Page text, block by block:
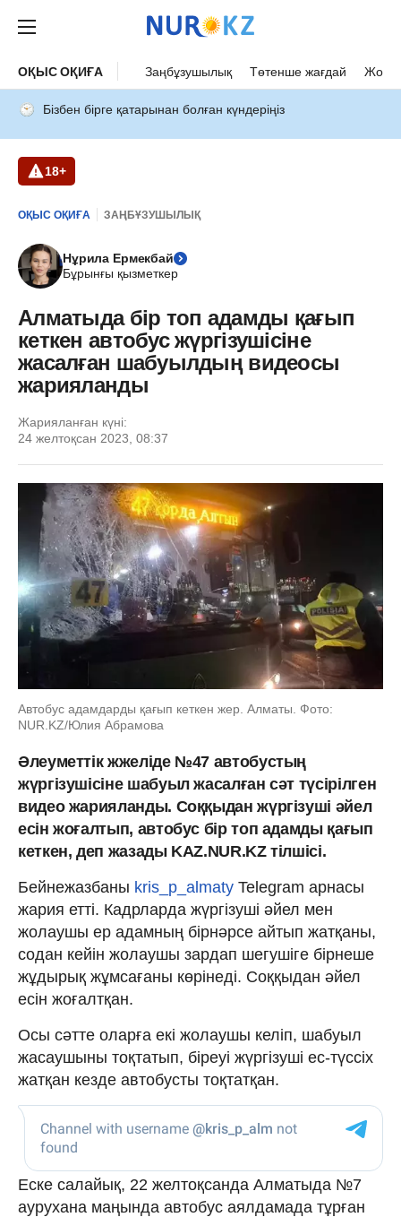
ОҚЫС ОҚИҒА Заңбұзушылық Төтенше жағдай Жол
Бізбен бірге қатарынан болған күндеріңіз
18+
ОҚЫС ОҚИҒА ЗАҢБҰЗУШЫЛЫҚ
Нұрила Ермекбай
Бұрынғы қызметкер
Алматыда бір топ адамды қағып
кеткен автобус жүргізушісіне
жасалған шабуылдың видеосы
жарияланды
Жарияланған күні:
24 желтоқсан 2023, 08:37
Автобус адамдарды қағып кеткен жер. Алматы. Фото:
NUR.KZ/Юлия Абрамова
Әлеуметтік жжеліде №47 автобустың
жүргізушісіне шабуыл жасалған сәт түсірілген
видео жарияланды. Соққыдан жүргізуші әйел
есін жоғалтып, автобус бір топ адамды қағып
кеткен, деп жазады KAZ.NUR.KZ тілшісі.
Бейнежазбаны kris_p_almaty Telegram арнасы
жария етті. Кадрларда жүргізуші әйел мен
жолаушы ер адамның бірнәрсе айтып жатқаны,
содан кейін жолаушы зардап шегушіге бірнеше
жұдырық жұмсағаны көрінеді. Соққыдан әйел
есін жоғалтқан.
Осы сәтте оларға екі жолаушы келіп, шабуыл
жасаушыны тоқтатып, біреуі жүргізуші ес-түссіх
жатқан кезде автобусты тоқтатқан.
Еске салайық, 22 желтоқсанда Алматыда №7
аурухана маңында автобус аялдамада тұрған